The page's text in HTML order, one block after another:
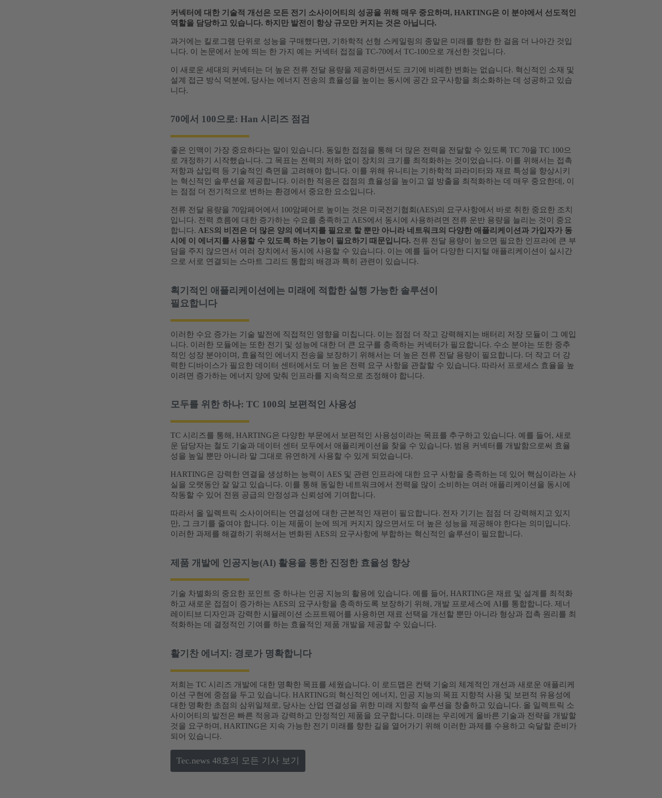
커넥터에 대한 기술적 개선은 모든 전기 소사이어티의 성공을 위해 매우 중요하며, HARTING은 이 분야에서 선도적인
역할을 담당하고 있습니다. 하지만 발전이 항상 규모만 커지는 것은 아닙니다.
과거에는 킬로그램 단위로 성능을 구매했다면, 기하학적 선형 스케일링의 종말은 미래를 향한 한 걸음 더 나아간 것입
니다. 이 논문에서 눈에 띄는 한 가지 예는 커넥터 접점을 TC-70에서 TC-100으로 개선한 것입니다.
이 새로운 세대의 커넥터는 더 높은 전류 전달 용량을 제공하면서도 크기에 비례한 변화는 없습니다. 혁신적인 소재 및
설계 접근 방식 덕분에, 당사는 에너지 전송의 효율성을 높이는 동시에 공간 요구사항을 최소화하는 데 성공하고 있습
니다.
70에서 100으로: Han 시리즈 점검
좋은 인맥이 가장 중요하다는 말이 있습니다. 동일한 접점을 통해 더 많은 전력을 전달할 수 있도록 TC 70을 TC 100으
로 개정하기 시작했습니다. 그 목표는 전력의 저하 없이 장치의 크기를 최적화하는 것이었습니다. 이를 위해서는 접촉
저항과 삽입력 등 기술적인 측면을 고려해야 합니다. 이를 위해 유니티는 기하학적 파라미터와 재료 특성을 향상시키
는 혁신적인 솔루션을 제공합니다. 이러한 적응은 접점의 효율성을 높이고 열 방출을 최적화하는 데 매우 중요한데, 이
는 점점 더 전기적으로 변하는 환경에서 중요한 요소입니다.
전류 전달 용량을 70암페어에서 100암페어로 높이는 것은 미국전기협회(AES)의 요구사항에서 바로 취한 중요한 조치
입니다. 전력 흐름에 대한 증가하는 수요를 충족하고 AES에서 동시에 사용하려면 전류 운반 용량을 늘리는 것이 중요
합니다. AES의 비전은 더 많은 양의 에너지를 필요로 할 뿐만 아니라 네트워크의 다양한 애플리케이션과 가입자가 동
시에 이 에너지를 사용할 수 있도록 하는 기능이 필요하기 때문입니다. 전류 전달 용량이 높으면 필요한 인프라에 큰 부
담을 주지 않으면서 여러 장치에서 동시에 사용할 수 있습니다. 이는 예를 들어 다양한 디지털 애플리케이션이 실시간
으로 서로 연결되는 스마트 그리드 통합의 배경과 특히 관련이 있습니다.
획기적인 애플리케이션에는 미래에 적합한 실행 가능한 솔루션이
필요합니다
이러한 수요 증가는 기술 발전에 직접적인 영향을 미칩니다. 이는 점점 더 작고 강력해지는 배터리 저장 모듈이 그 예입
니다. 이러한 모듈에는 또한 전기 및 성능에 대한 더 큰 요구를 충족하는 커넥터가 필요합니다. 수소 분야는 또한 중추
적인 성장 분야이며, 효율적인 에너지 전송을 보장하기 위해서는 더 높은 전류 전달 용량이 필요합니다. 더 작고 더 강
력한 디바이스가 필요한 데이터 센터에서도 더 높은 전력 요구 사항을 관찰할 수 있습니다. 따라서 프로세스 효율을 높
이려면 증가하는 에너지 양에 맞춰 인프라를 지속적으로 조정해야 합니다.
모두를 위한 하나: TC 100의 보편적인 사용성
TC 시리즈를 통해, HARTING은 다양한 부문에서 보편적인 사용성이라는 목표를 추구하고 있습니다. 예를 들어, 새로
운 담당자는 철도 기술과 데이터 센터 모두에서 애플리케이션을 찾을 수 있습니다. 범용 커넥터를 개발함으로써 효율
성을 높일 뿐만 아니라 말 그대로 유연하게 사용할 수 있게 되었습니다.
HARTING은 강력한 연결을 생성하는 능력이 AES 및 관련 인프라에 대한 요구 사항을 충족하는 데 있어 핵심이라는 사
실을 오랫동안 잘 알고 있습니다. 이를 통해 동일한 네트워크에서 전력을 많이 소비하는 여러 애플리케이션을 동시에
작동할 수 있어 전원 공급의 안정성과 신뢰성에 기여합니다.
따라서 올 일렉트릭 소사이어티는 연결성에 대한 근본적인 재편이 필요합니다. 전자 기기는 점점 더 강력해지고 있지
만, 그 크기를 줄여야 합니다. 이는 제품이 눈에 띄게 커지지 않으면서도 더 높은 성능을 제공해야 한다는 의미입니다.
이러한 과제를 해결하기 위해서는 변화된 AES의 요구사항에 부합하는 혁신적인 솔루션이 필요합니다.
제품 개발에 인공지능(AI) 활용을 통한 진정한 효율성 향상
기술 차별화의 중요한 포인트 중 하나는 인공 지능의 활용에 있습니다. 예를 들어, HARTING은 재료 및 설계를 최적화
하고 새로운 접점이 증가하는 AES의 요구사항을 충족하도록 보장하기 위해, 개발 프로세스에 AI를 통합합니다. 제너
레이티브 디자인과 강력한 시뮬레이션 소프트웨어를 사용하면 재료 선택을 개선할 뿐만 아니라 형상과 접촉 원리를 최
적화하는 데 결정적인 기여를 하는 효율적인 제품 개발을 제공할 수 있습니다.
활기찬 에너지: 경로가 명확합니다
저희는 TC 시리즈 개발에 대한 명확한 목표를 세웠습니다. 이 로드맵은 컨택 기술의 체계적인 개선과 새로운 애플리케
이션 구현에 중점을 두고 있습니다. HARTING의 혁신적인 에너지, 인공 지능의 목표 지향적 사용 및 보편적 유용성에
대한 명확한 초점의 삼위일체로, 당사는 산업 연결성을 위한 미래 지향적 솔루션을 창출하고 있습니다. 올 일렉트릭 소
사이어티의 발전은 빠른 적응과 강력하고 안정적인 제품을 요구합니다. 미래는 우리에게 올바른 기술과 전략을 개발할
것을 요구하며, HARTING은 지속 가능한 전기 미래를 향한 길을 열어가기 위해 이러한 과제를 수용하고 숙달할 준비가
되어 있습니다.
Tec.news 48호의 모든 기사 보기